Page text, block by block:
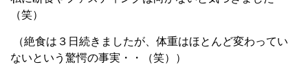
（笑）
（絶食は３日続きましたが、体重はほとんど変わってい
ないという驚愕の事実・・（笑））